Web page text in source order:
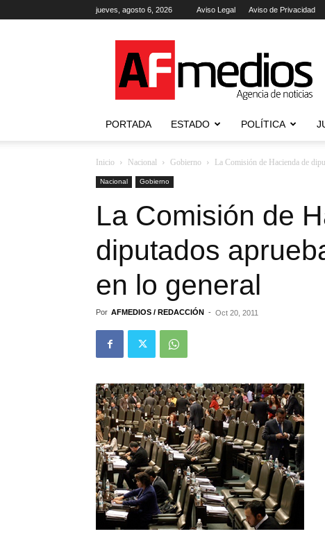
jueves, agosto 6, 2026 Aviso Legal Aviso de Privacidad
Agencia
de
Noticias
PORTADA ESTADO POLÍTICA
Inicio Nacional Gobierno La Comisión de Hacienda de
Nacional Gobierno
La Comisión de
diputados
en lo general
Por AFMEDIOS / REDACCIÓN - Oct 20, 2011